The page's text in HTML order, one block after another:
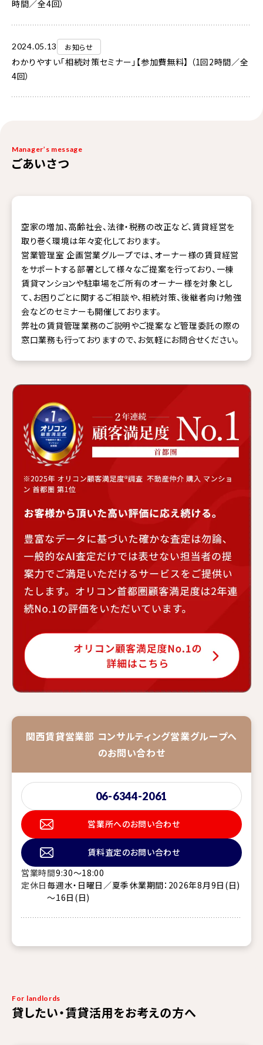
時間／全4回）
2024.05.13 お知らせ
わかりやすい「相続対策セミナー」【参加費無料】 （1回2時間／全
4回）
Manager’s message
ごあいさつ
空家の増加、高齢社会、法律・税務の改正など、賃貸経営を
取り巻く環境は年々変化しております。
営業管理室 企画営業グループでは、オーナー様の賃貸経営
をサポートする部署として様々なご提案を行っており、一棟
賃貸マンションや駐車場をご所有のオーナー様を対象とし
て、お困りごとに関するご相談や、相続対策、後継者向け勉強
会などのセミナーも開催しております。
弊社の賃貸管理業務のご説明やご提案など管理委託の際の
窓口業務も行っておりますので、お気軽にお問合せください。
関西賃貸営業部 コンサルティング営業グループへ
のお問い合わせ
06-6344-2061
営業所へのお問い合わせ
賃料査定のお問い合わせ
営業時間9:30～18:00
定休日 毎週水・日曜日／夏季休業期間：2026年8月9日(日)
～16日(日)
For landlords
貸したい・賃貸活用をお考えの方へ